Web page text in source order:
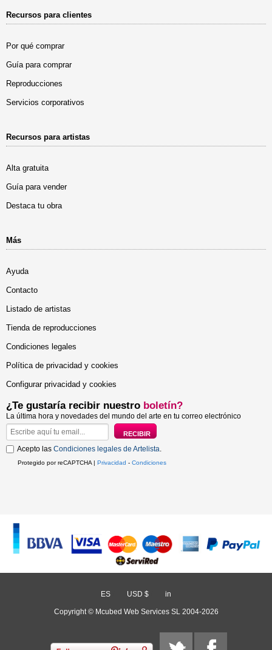
Recursos para clientes
Por qué comprar
Guía para comprar
Reproducciones
Servicios corporativos
Recursos para artistas
Alta gratuita
Guía para vender
Destaca tu obra
Más
Ayuda
Contacto
Listado de artistas
Tienda de reproducciones
Condiciones legales
Política de privacidad y cookies
Configurar privacidad y cookies
¿Te gustaría recibir nuestro boletín?
La última hora y novedades del mundo del arte en tu correo electrónico
Acepto las Condiciones legales de Artelista
Protegido por reCAPTCHA | Privacidad - Condiciones
ES USD $ in
Copyright © Mcubed Web Services SL 2004-2026